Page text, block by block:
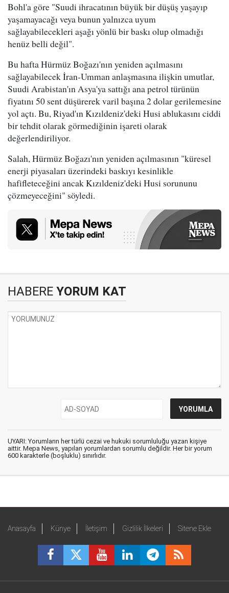
Bohl'a göre "Suudi ihracatının büyük bir düşüş yaşayıp
yaşamayacağı veya bunun yalnızca uyum
sağlayabilecekleri aşağı yönlü bir baskı olup olmadığı
henüz belli değil".
Bu hafta Hürmüz Boğazı'nın yeniden açılmasını
sağlayabilecek İran-Umman anlaşmasına ilişkin umutlar,
Suudi Arabistan'ın Asya'ya sattığı ana petrol türünün
fiyatını 50 sent düşürerek varil başına 2 dolar gerilemesine
yol açtı. Bu, Riyad'ın Kızıldeniz'deki Husi ablukasını ciddi
bir tehdit olarak görmediğinin işareti olarak
değerlendiriliyor.
Salah, Hürmüz Boğazı'nın yeniden açılmasının "küresel
enerji piyasaları üzerindeki baskıyı kesinlikle
hafifleteceğini ancak Kızıldeniz'deki Husi sorununu
çözmeyeceğini" söyledi.
HABERE YORUM KAT
UYARI: Yorumların her türlü cezai ve hukuki sorumluluğu yazan kişiye
aittir. Mepa News, yapılan yorumlardan sorumlu değildir. Her bir yorum
600 karakterle (boşluklu) sınırlıdır.
Anasayfa Künye İletişim Gizlilik İlkeleri Sitene Ekle